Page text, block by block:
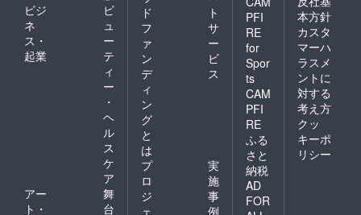
ビジ
ネ
ス・
起業
ビ
ュ
ー
テ
ィ
ー
・
ヘ
ル
ス
ケ
ア
アー
ト・
舞
台
ド
フ
ァ
ン
デ
ィ
ン
グ
と
は
ト
サ
ー
ビ
ス
プ
ロ
ジ
ェ
実
施
事
例
PFI
RE
for
Spor
ts
CAM
PFI
RE
ふる
さと
納税
AD
FOR
本方針
カスタ
マーハ
ラスメ
ントに
対する
考え方
クッ
キーポ
リシー